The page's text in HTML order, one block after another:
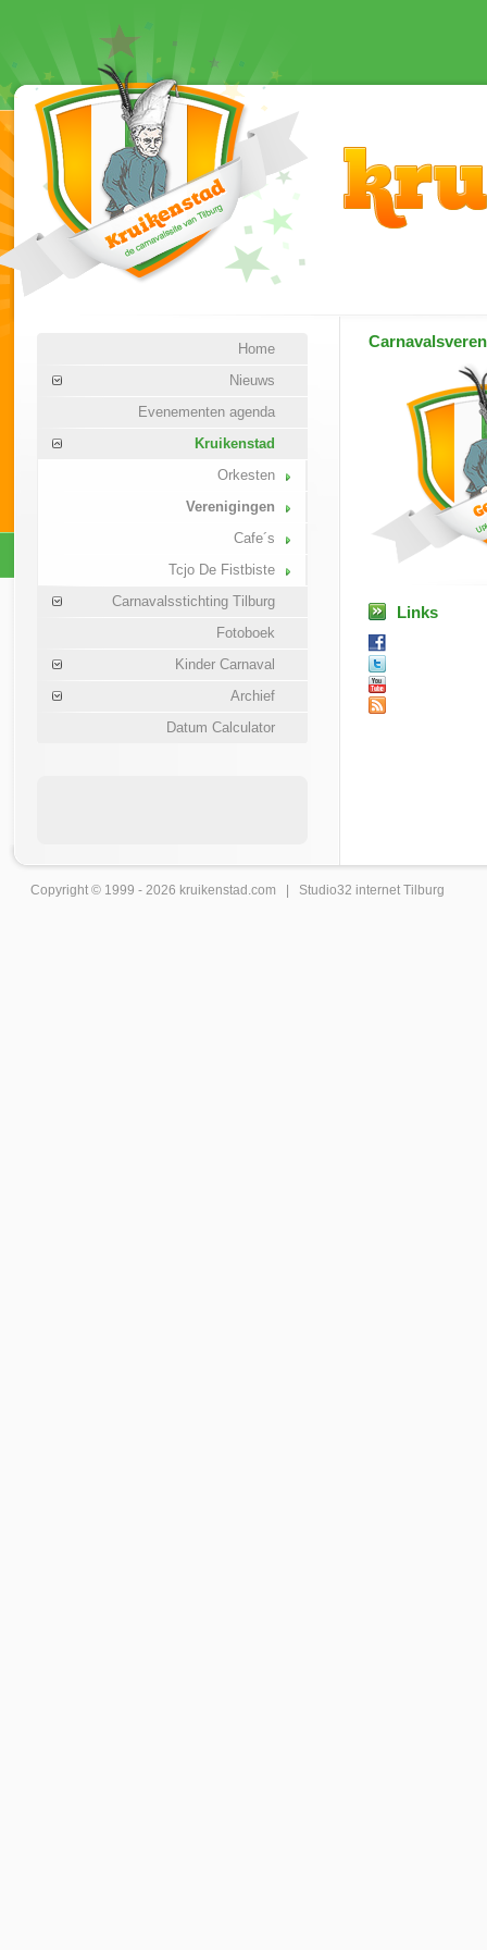
Home
Nieuws
Evenementen agenda
Kruikenstad
Orkesten
Verenigingen
Cafe´s
Tcjo De Fistbiste
Carnavalsstichting Tilburg
Fotoboek
Kinder Carnaval
Archief
Datum Calculator
Links
Copyright © 1999 - 2026 kruikenstad .com | Studio32 internet Tilburg